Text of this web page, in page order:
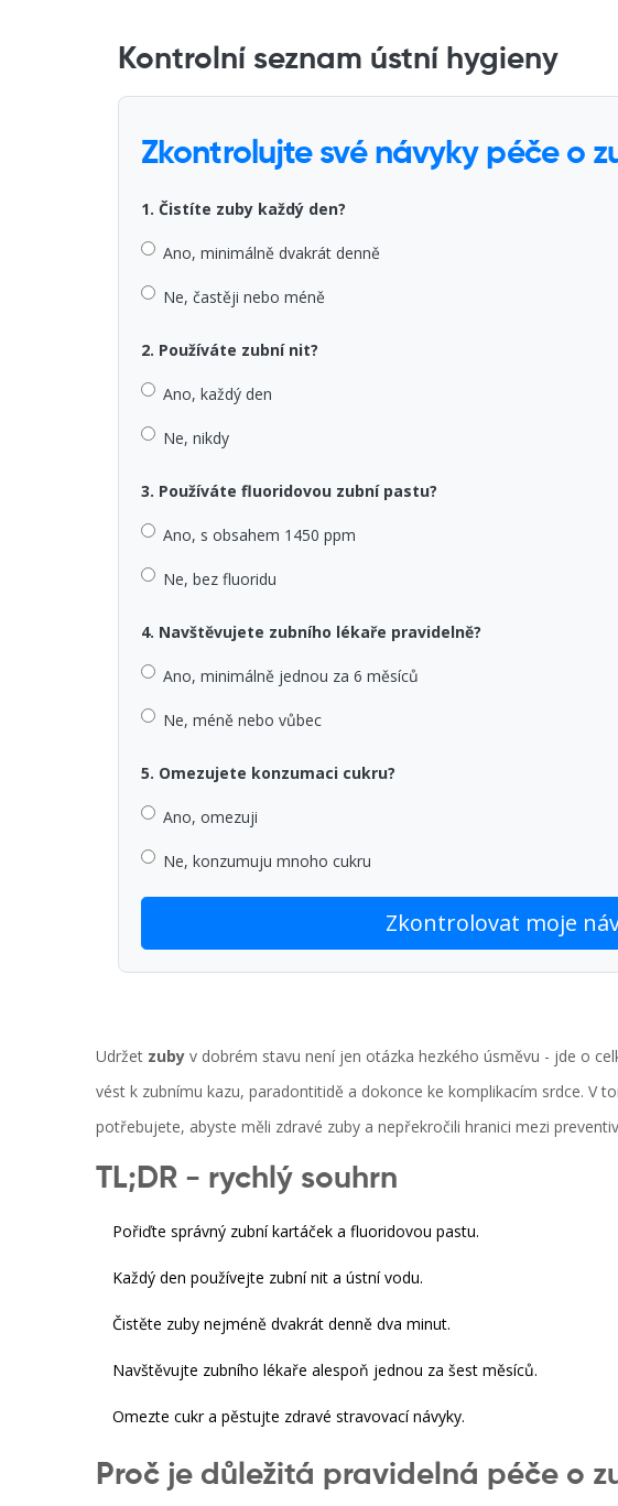
Kontrolní seznam ústní hygieny
Zkontrolujte své návyky péče o
1. Čistíte zuby každý den?
Ano, minimálně dvakrát denně
Ne, častěji nebo méně
2. Používáte zubní nit?
Ano, každý den
Ne, nikdy
3. Používáte fluoridovou zubní pastu?
Ano, s obsahem 1450 ppm
Ne, bez fluoridu
4. Navštěvujete zubního lékaře pravidelně?
Ano, minimálně jednou za 6 měsíců
Ne, méně nebo vůbec
5. Omezujete konzumaci cukru?
Ano, omezuji
Ne, konzumuju mnoho cukru
Zkontrolovat moje
Udržet zuby v dobrém stavu není jen otázka hezkého úsměvu - jde o
vést k zubnímu kazu, paradontitidě a dokonce ke komplikacím srdce. V
potřebujete, abyste měli zdravé zuby a nepřekročili hranici mezi
TL;DR - rychlý souhrn
Pořiďte správný zubní kartáček a fluoridovou pastu.
Každý den používejte zubní nit a ústní vodu.
Čistěte zuby nejméně dvakrát denně dva minut.
Navštěvujte zubního lékaře alespoň jednou za šest měsíců.
Omezte cukr a pěstujte zdravé stravovací návyky.
Proč je důležitá pravidelná péče o